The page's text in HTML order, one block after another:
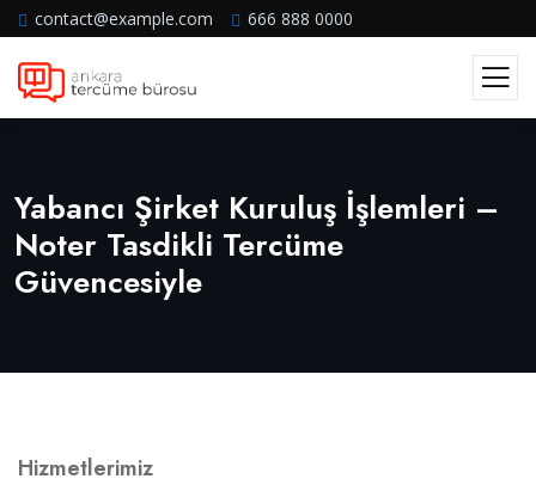
contact@example.com 666 888 0000
Yabancı Şirket Kuruluş İşlemleri –
Noter Tasdikli Tercüme
Güvencesiyle
Hizmetlerimiz